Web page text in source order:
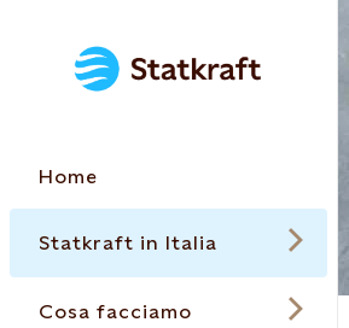
Home
Statkraft in Italia
Cosa facciamo